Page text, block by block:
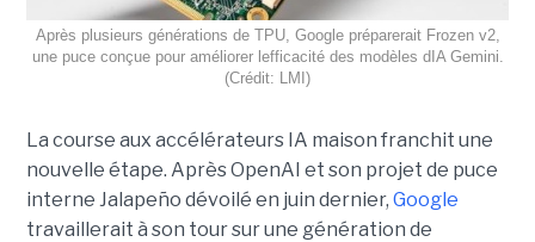
Après plusieurs générations de TPU, Google préparerait Frozen v2,
une puce conçue pour améliorer lefficacité des modèles dIA Gemini.
(Crédit: LMI)
La course aux accélérateurs IA maison franchit une
nouvelle étape. Après OpenAI et son projet de puce
interne Jalapeño dévoilé en juin dernier, Google
travaillerait à son tour sur une génération de